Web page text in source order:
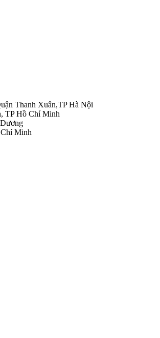
Thanh Xuân,TP Hà Nội
TP Hồ Chí Minh
Minh